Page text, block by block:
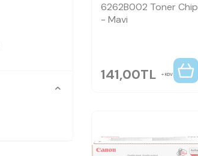
6262B002 Toner Chip
- Mavi
141,00TL KDV